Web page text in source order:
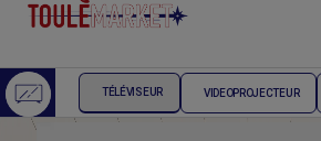
TÉLÉVISEUR VIDEOPROJECTEUR